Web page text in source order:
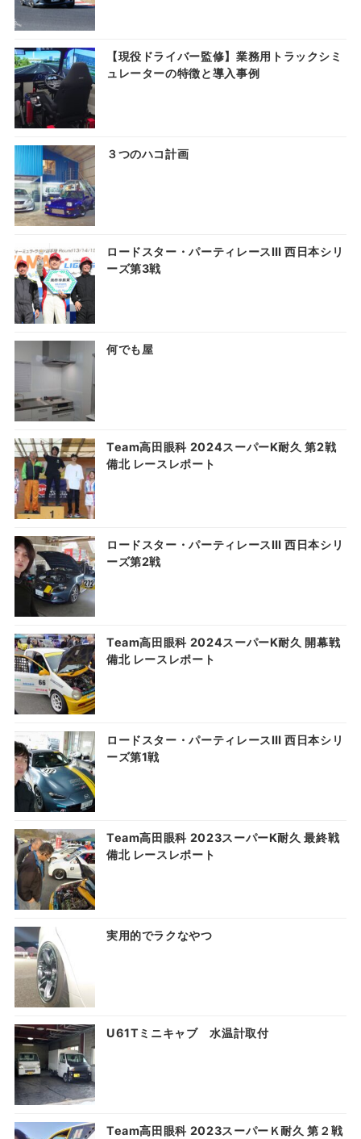
【現役ドライバー監修】業務用トラックシミ
ュレーターの特徴と導入事例
３つのハコ計画
ロードスター・パーティレースⅢ 西日本シリ
ーズ第3戦
何でも屋
Team高田眼科 2024スーパーK耐久 第2戦
備北 レースレポート
ロードスター・パーティレースⅢ 西日本シリ
ーズ第2戦
Team高田眼科 2024スーパーK耐久 開幕戦
備北 レースレポート
ロードスター・パーティレースⅢ 西日本シリ
ーズ第1戦
Team高田眼科 2023スーパーK耐久 最終戦
備北 レースレポート
実用的でラクなやつ
U61Tミニキャブ 水温計取付
Team高田眼科 2023スーパーＫ耐久 第２戦